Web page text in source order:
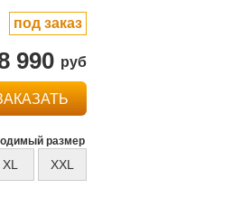
под заказ
990 руб
размер
XL XXL